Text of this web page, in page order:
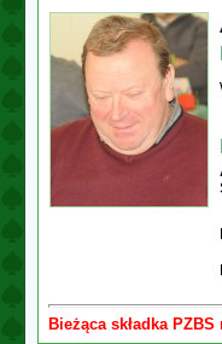
Bieżąca składka PZBS